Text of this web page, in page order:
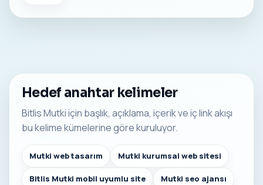
Hedef anahtar kelimeler
Bitlis Mutki için başlık, açıklama, içerik ve iç link akışı
bu kelime kümelerine göre kuruluyor.
Mutki web tasarım Mutki kurumsal web sitesi
Bitlis Mutki mobil uyumlu site Mutki seo ajansı